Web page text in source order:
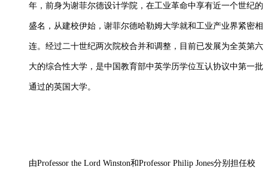
年，前身为谢菲尔德设计学院，在工业革命中享有近一个世纪的
盛名，从建校伊始，谢菲尔德哈勒姆大学就和工业产业界紧密相
连。经过二十世纪两次院校合并和调整，目前已发展为全英第六
大的综合性大学，是中国教育部中英学历学位互认协议中第一批
通过的英国大学。
由Professor the Lord Winston和Professor Philip Jones分别担任校